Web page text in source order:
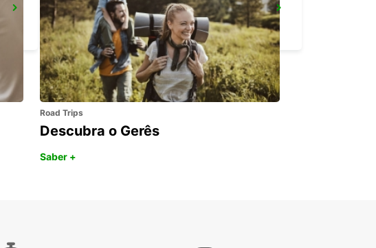
MORA AIRPORT
MORA - SWEDEN
Road Trips
Descubra o Gerês
Saber +